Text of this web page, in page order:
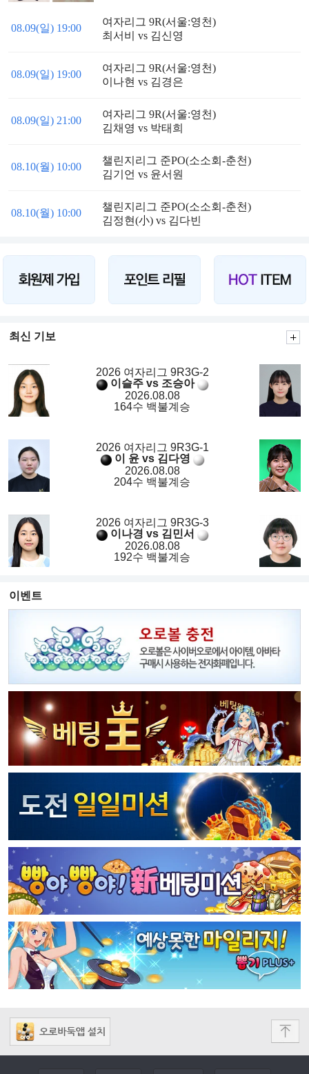
08.09(일) 19:00
여자리그 9R(서울:영천)
최서비 vs 김신영
08.09(일) 19:00
여자리그 9R(서울:영천)
이나현 vs 김경은
08.09(일) 21:00
여자리그 9R(서울:영천)
김채영 vs 박태희
08.10(월) 10:00
챌린지리그 준PO(소소회-춘천)
김기언 vs 윤서원
08.10(월) 10:00
챌린지리그 준PO(소소회-춘천)
김정현(小) vs 김다빈
최신 기보
2026 여자리그 9R3G-2
이슬주 vs 조승아
2026.08.08
164수 백불계승
2026 여자리그 9R3G-1
이 윤 vs 김다영
2026.08.08
204수 백불계승
2026 여자리그 9R3G-3
이나경 vs 김민서
2026.08.08
192수 백불계승
이벤트